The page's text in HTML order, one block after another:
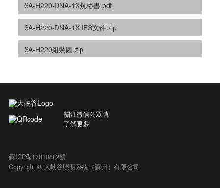
SA-H220-DNA-1X規格書.pdf
SA-H220-DNA-1X IES文件.zip
SA-H220組裝圖.zip
關注微信公眾號
了解更多
蘇ICP備17010882號
Copyright © 大峽谷照明系統（蘇州）有限公司